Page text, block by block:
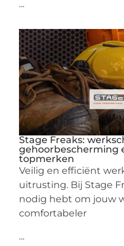
...
Stage Freaks:
gehoorbescherming
topmerken
Veilig en efficiënt
uitrusting. Bij Stage
nodig hebt om jouw
comfortabeler
...